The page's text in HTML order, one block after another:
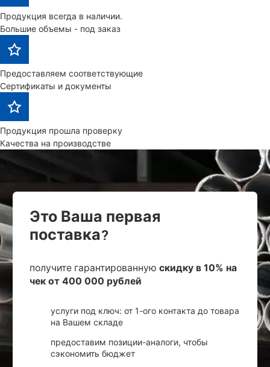
Продукция всегда в наличии.
Большие объемы - под заказ
Предоставляем соответствующие
Сертификаты и документы
Продукция прошла проверку
Качества на производстве
Это Ваша первая
поставка?
получите гарантированную скидку в 10% на
чек от 400 000 рублей
услуги под ключ: от 1-ого контакта до товара
на Вашем складе
предоставим позиции-аналоги, чтобы
сэкономить бюджет